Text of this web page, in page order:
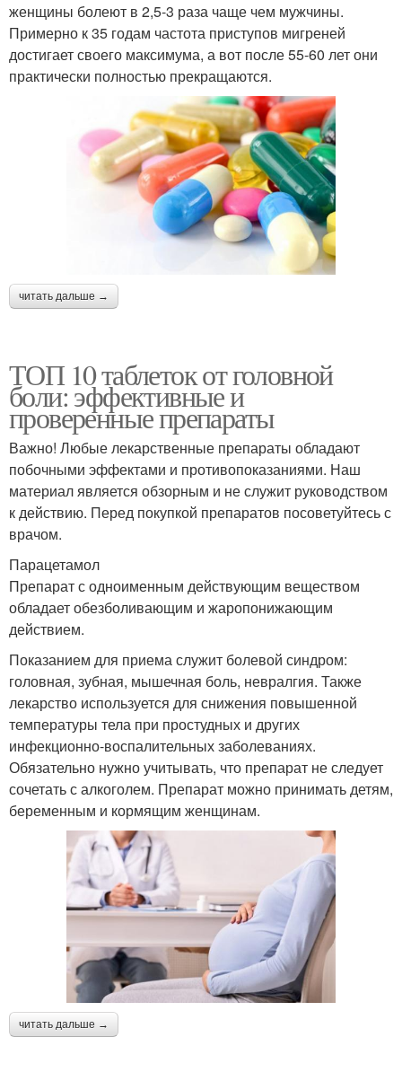
женщины болеют в 2,5-3 раза чаще чем мужчины.
Примерно к 35 годам частота приступов мигреней
достигает своего максимума, а вот после 55-60 лет они
практически полностью прекращаются.
читать дальше →
ТОП 10 таблеток от головной
боли: эффективные и
проверенные препараты
Важно! Любые лекарственные препараты обладают
побочными эффектами и противопоказаниями. Наш
материал является обзорным и не служит руководством
к действию. Перед покупкой препаратов посоветуйтесь с
врачом.
Парацетамол
Препарат с одноименным действующим веществом
обладает обезболивающим и жаропонижающим
действием.
Показанием для приема служит болевой синдром:
головная, зубная, мышечная боль, невралгия. Также
лекарство используется для снижения повышенной
температуры тела при простудных и других
инфекционно-воспалительных заболеваниях.
Обязательно нужно учитывать, что препарат не следует
сочетать с алкоголем. Препарат можно принимать детям,
беременным и кормящим женщинам.
читать дальше →